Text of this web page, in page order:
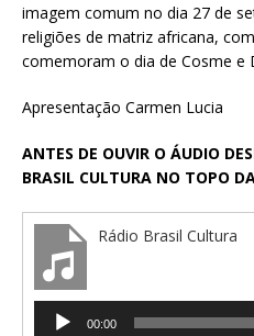
imagem comum no dia 27 de
religiões de matriz africana,
comemoram o dia de Cosme e
Apresentação Carmen Lucia
ANTES DE OUVIR O ÁUDIO
BRASIL CULTURA NO TOPO
Rádio Brasil Cultura
Tocador
00:00